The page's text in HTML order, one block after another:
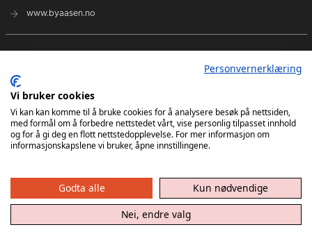
www.byaasen.no
Kommende kamper
Kontakt oss
Personvernerklæring
Vi bruker cookies
Vi kan kan komme til å bruke cookies for å analysere besøk på nettsiden,
med formål om å forbedre nettstedet vårt, vise personlig tilpasset innhold
og for å gi deg en flott nettstedopplevelse. For mer informasjon om
informasjonskapslene vi bruker, åpne innstillingene.
Godta alle
Kun nødvendige
Nei, endre valg